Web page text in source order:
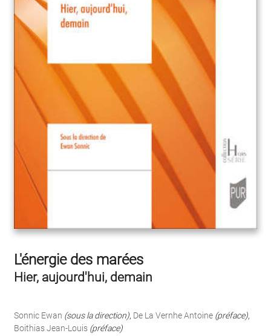
L'énergie des marées
Hier, aujourd'hui, demain
Sonnic Ewan (sous la direction), De La Vernhe Antoine (préface),
Boithias Jean-Louis (préface)